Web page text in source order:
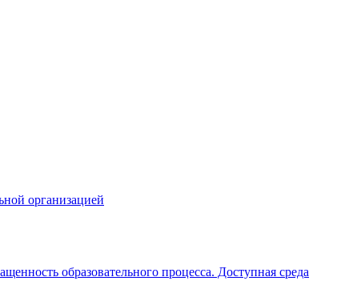
организацией
образовательного процесса. Доступная среда